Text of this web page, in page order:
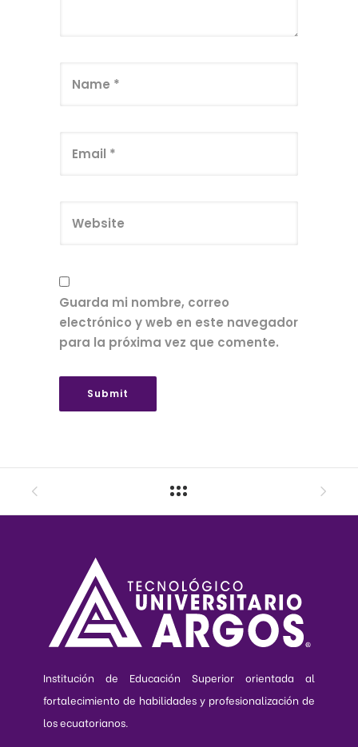
Guarda mi nombre, correo
electrónico y web en este navegador
para la próxima vez que comente.
Institución de Educación Superior orientada al
fortalecimiento de habilidades y profesionalización de
los ecuatorianos.